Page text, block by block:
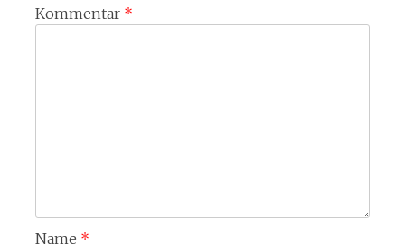
Kommentar *
Name *